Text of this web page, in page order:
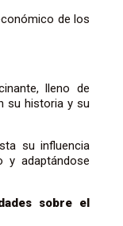
de los
lleno de
su historia y su
su influencia
y adaptándose
sobre el